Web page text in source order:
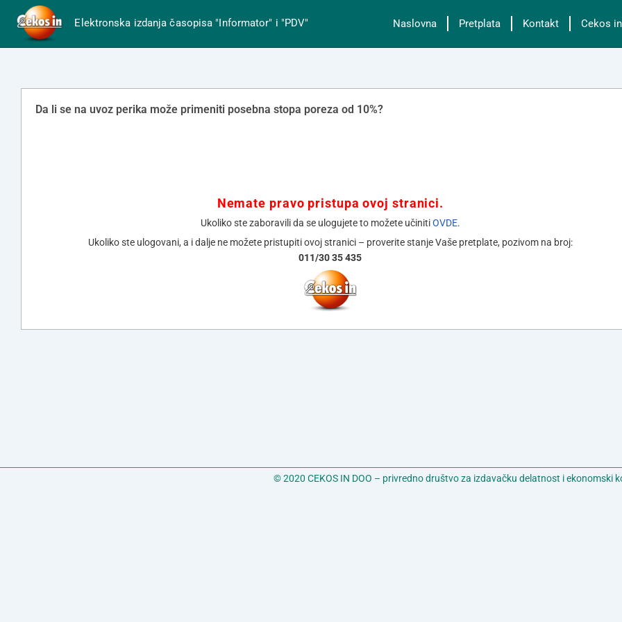
Elektronska izdanja časopisa "Informator" i "PDV" Naslovna Pretplata Kontakt Cekos in
Da li se na uvoz perika može primeniti posebna stopa poreza od 10%?
Nemate pravo pristupa ovoj stranici.
Ukoliko ste zaboravili da se ulogujete to možete učinitiOVDE.
Ukoliko ste ulogovani, a i dalje ne možete pristupiti ovoj stranici – proverite stanje Vaše pretplate, pozivom na broj:
011/30 35 435
© 2020 CEKOS IN DOO – privredno društvo za izdavačku delatnost i ekonomski